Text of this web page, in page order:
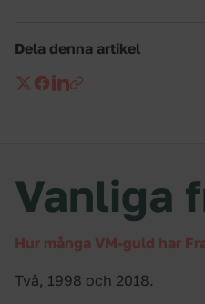
Dela denna artikel
Vanliga
Hur många VM-guld har
Två, 1998 och 2018.